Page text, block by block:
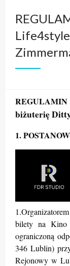
biżuterię
1.
bilety na Kino
ograniczoną
346 Lublin)
Rejonowy w